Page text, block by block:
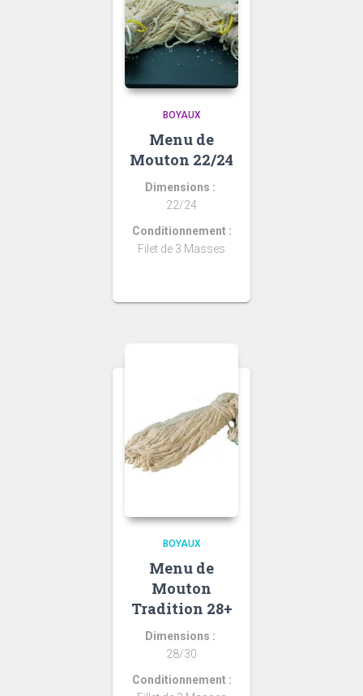
BOYAUX
Menu de
Mouton 22/24
Dimensions :
22/24
Conditionnement :
Filet de 3 Masses
BOYAUX
Menu de
Mouton
Tradition 28+
Dimensions :
28/30
Conditionnement :